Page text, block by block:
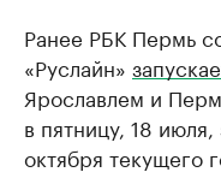
Ранее РБК Пермь
«Руслайн»
Ярославлем и
в пятницу, 18
октября текущего